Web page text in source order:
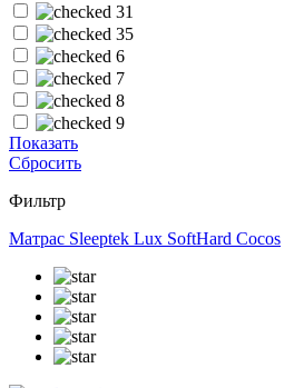
31
35
6
7
8
9
Показать
Сбросить
Фильтр
Матрас Sleeptek Lux SoftHard Cocos